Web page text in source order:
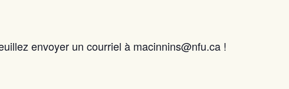
envoyer un courriel à macinnins@nfu.ca !